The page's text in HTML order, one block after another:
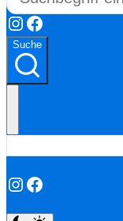
Instagram
Facebook
Suche
Instagram
Facebook